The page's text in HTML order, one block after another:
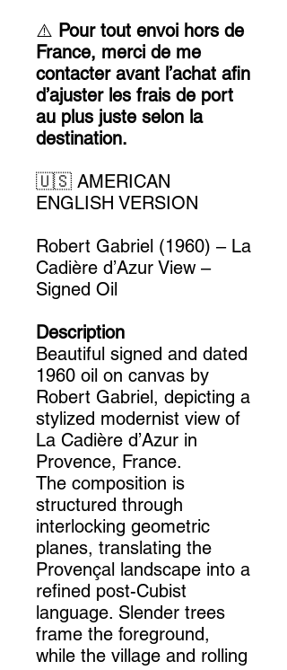
⚠️ Pour tout envoi hors de
France, merci de me
contacter avant l’achat afin
d’ajuster les frais de port
au plus juste selon la
destination.
🇺🇸 AMERICAN
ENGLISH VERSION
Robert Gabriel (1960) – La
Cadière d’Azur View –
Signed Oil
Description
Beautiful signed and dated
1960 oil on canvas by
Robert Gabriel, depicting a
stylized modernist view of
La Cadière d’Azur in
Provence, France.
The composition is
structured through
interlocking geometric
planes, translating the
Provençal landscape into a
refined post-Cubist
language. Slender trees
frame the foreground,
while the village and rolling